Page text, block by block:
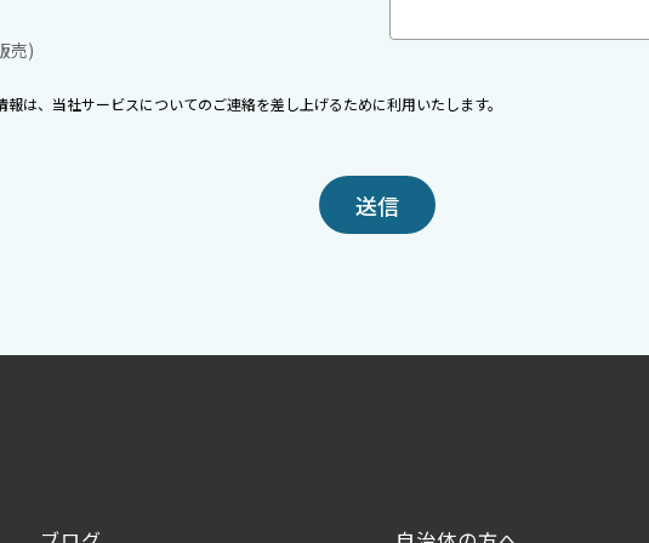
売)
は、当社サービスについてのご連絡を差し上げるために利用いたします。